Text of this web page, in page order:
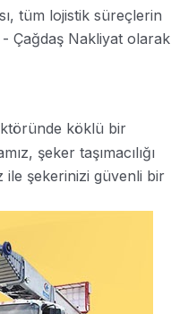
tüm lojistik süreçlerin
Çağdaş Nakliyat olarak
köklü bir
şeker taşımacılığı
ile şekerinizi güvenli bir